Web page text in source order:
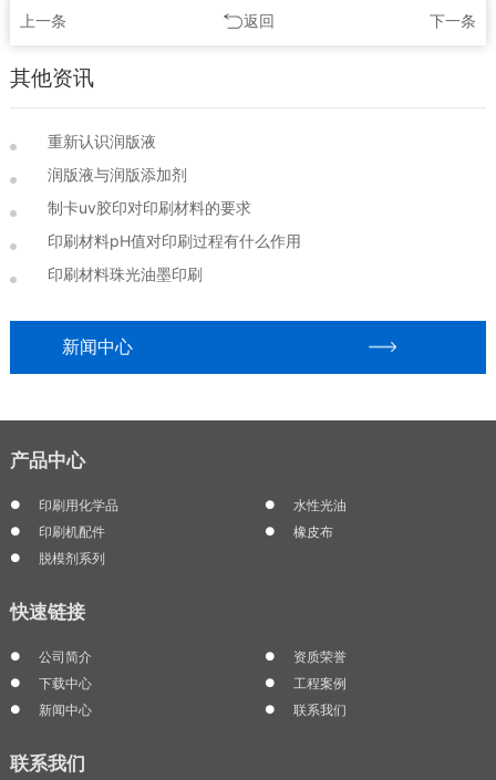
上一条 返回 下一条
其他资讯
重新认识润版液
润版液与润版添加剂
制卡uv胶印对印刷材料的要求
印刷材料pH值对印刷过程有什么作用
印刷材料珠光油墨印刷
新闻中心
产品中心
印刷用化学品
水性光油
印刷机配件
橡皮布
脱模剂系列
快速链接
公司简介
资质荣誉
下载中心
工程案例
新闻中心
联系我们
联系我们